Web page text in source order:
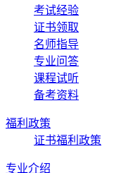
考试经验
证书领取
名师指导
专业问答
课程试听
备考资料
福利政策
证书福利政策
专业介绍